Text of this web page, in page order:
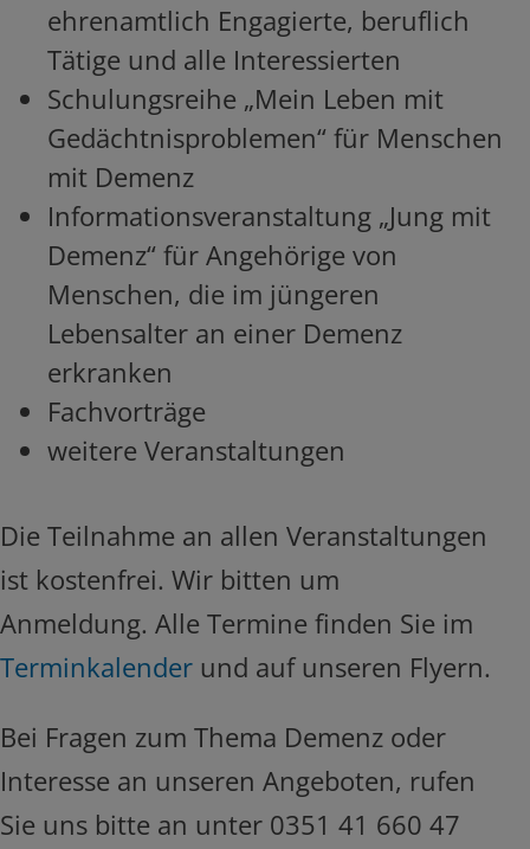
ehrenamtlich Engagierte, beruflich
Tätige und alle Interessierten
Schulungsreihe „Mein Leben mit
Gedächtnisproblemen“ für Menschen
mit Demenz
Informationsveranstaltung „Jung mit
Demenz“ für Angehörige von
Menschen, die im jüngeren
Lebensalter an einer Demenz
erkranken
Fachvorträge
weitere Veranstaltungen
Die Teilnahme an allen Veranstaltungen
ist kostenfrei. Wir bitten um
Anmeldung. Alle Termine finden Sie im
Terminkalender und auf unseren Flyern.
Bei Fragen zum Thema Demenz oder
Interesse an unseren Angeboten, rufen
Sie uns bitte an unter 0351 41 660 47